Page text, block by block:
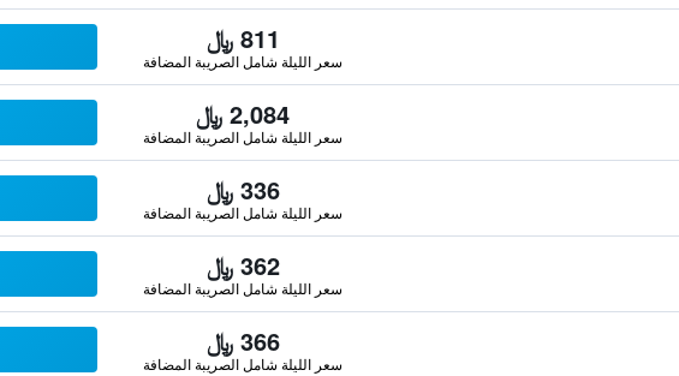
811 ﷼
سعر الليلة شامل الصريبة المضافة
2,084 ﷼
سعر الليلة شامل الصريبة المضافة
336 ﷼
سعر الليلة شامل الصريبة المضافة
362 ﷼
سعر الليلة شامل الصريبة المضافة
366 ﷼
سعر الليلة شامل الصريبة المضافة